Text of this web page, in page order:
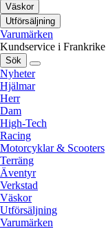
Väskor
Utförsäljning
Varumärken
Kundservice i Frankrike
Sök
Nyheter
Hjälmar
Herr
Dam
High-Tech
Racing
Motorcyklar & Scooters
Terräng
Äventyr
Verkstad
Väskor
Utförsäljning
Varumärken